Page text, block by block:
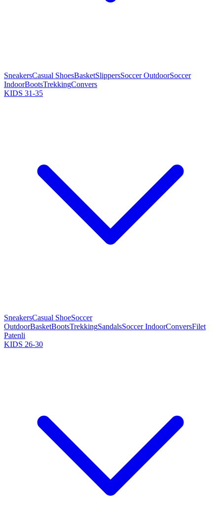
SneakersCasual ShoesBasketSlippersSoccer OutdoorSoccer
IndoorBootsTrekkingConvers
KIDS 31-35
SneakersCasual ShoeSoccer
OutdoorBasketBootsTrekkingSandalsSoccer IndoorConversFilet
Patenli
KIDS 26-30